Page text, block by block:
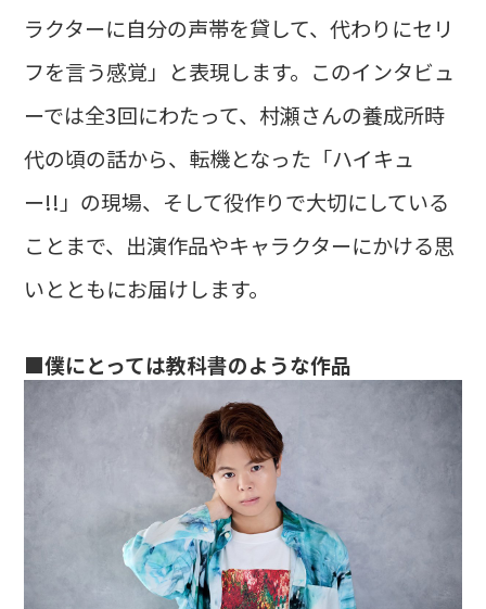
ラクターに自分の声帯を貸して、代わりにセリ
フを言う感覚」と表現します。このインタビュ
ーでは全3回にわたって、村瀬さんの養成所時
代の頃の話から、転機となった「ハイキュ
ー!!」の現場、そして役作りで大切にしている
ことまで、出演作品やキャラクターにかける思
いとともにお届けします。
■僕にとっては教科書のような作品